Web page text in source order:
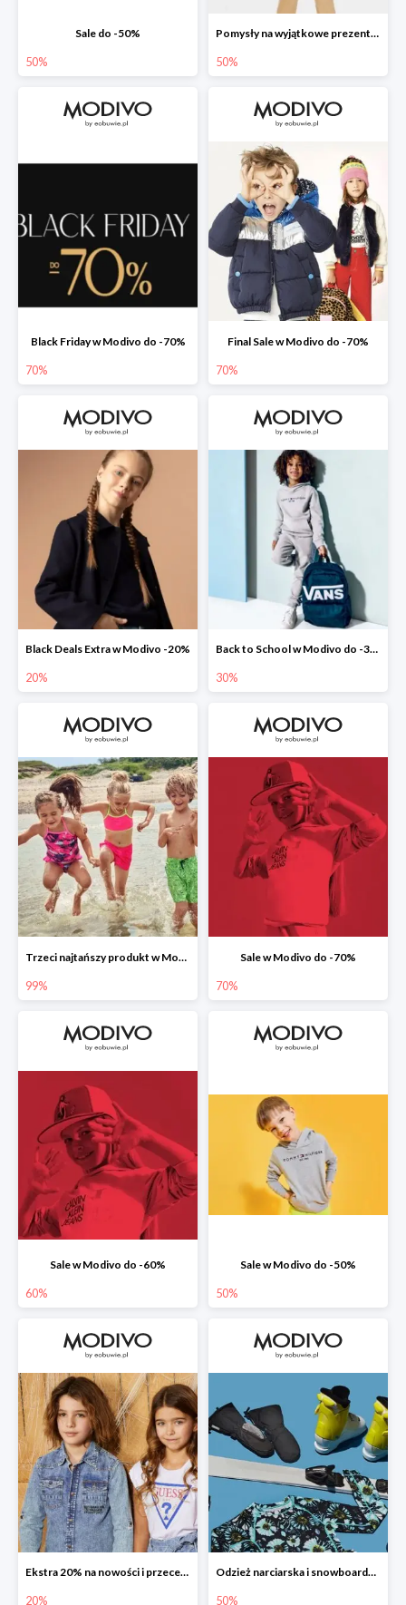
Sale do -50%
50%
Pomysły na wyjątkowe prezenty dla dzieci w Modivo do -50%
50%
Black Friday w Modivo do -70%
70%
Final Sale w Modivo do -70%
70%
Black Deals Extra w Modivo -20%
20%
Back to School w Modivo do -30%
30%
Trzeci najtańszy produkt w Modivo -99%
99%
Sale w Modivo do -70%
70%
Sale w Modivo do -60%
60%
Sale w Modivo do -50%
50%
Ekstra 20% na nowości i przeceny
20%
Odzież narciarska i snowboardowa w Modivo do -50%
50%